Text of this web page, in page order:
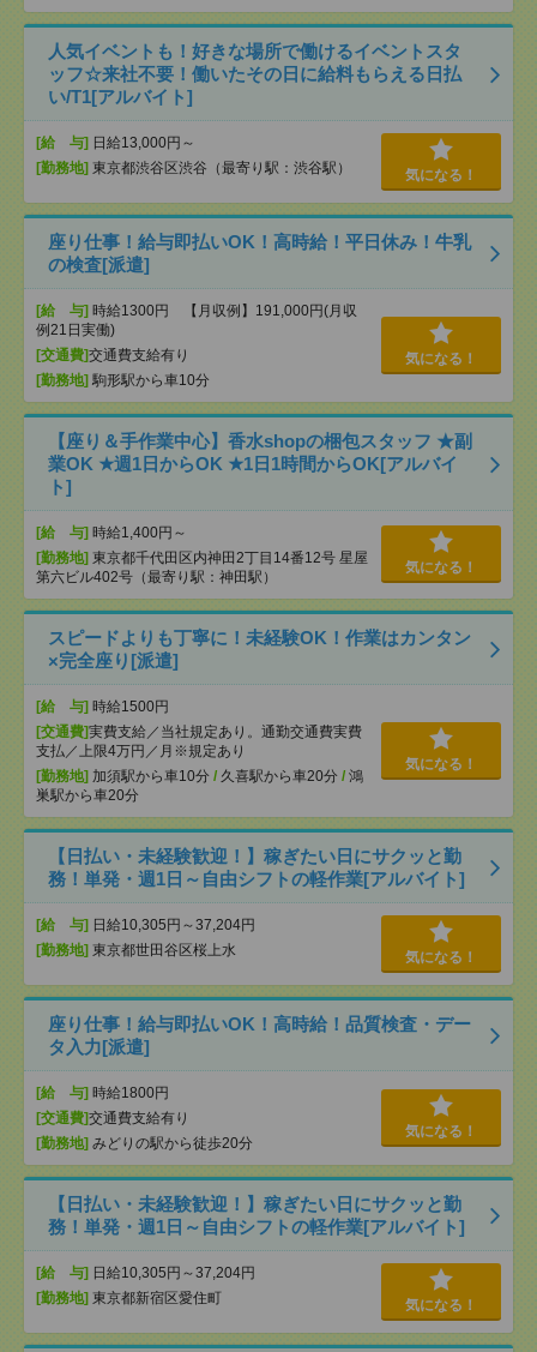
人気イベントも！好きな場所で働けるイベントスタ
ッフ☆来社不要！働いたその日に給料もらえる日払
い/T1[アルバイト]
[給 与] 日給13,000円～
[勤務地] 東京都渋谷区渋谷（最寄り駅：渋谷駅） 気になる！
座り仕事！給与即払いOK！高時給！平日休み！牛乳
の検査[派遣]
[給 与] 時給1300円 【月収例】191,000円(月収
例21日実働)
[交通費]交通費支給有り
[勤務地] 駒形駅から車10分
気になる！
【座り＆手作業中心】香水shopの梱包スタッフ ★副
業OK ★週1日からOK ★1日1時間からOK[アルバイ
ト]
[給 与] 時給1,400円～
[勤務地] 東京都千代田区内神田2丁目14番12号 星屋
第六ビル402号（最寄り駅：神田駅）
気になる！
スピードよりも丁寧に！未経験OK！作業はカンタン
×完全座り[派遣]
[給 与] 時給1500円
[交通費]実費支給／当社規定あり。通勤交通費実費
支払／上限4万円／月※規定あり
[勤務地] 加須駅から車10分 / 久喜駅から車20分 / 鴻
巣駅から車20分
気になる！
【日払い・未経験歓迎！】稼ぎたい日にサクッと勤
務！単発・週1日～自由シフトの軽作業[アルバイト]
[給 与] 日給10,305円～37,204円
[勤務地] 東京都世田谷区桜上水 気になる！
座り仕事！給与即払いOK！高時給！品質検査・デー
タ入力[派遣]
[給 与] 時給1800円
[交通費]交通費支給有り
[勤務地] みどりの駅から徒歩20分
気になる！
【日払い・未経験歓迎！】稼ぎたい日にサクッと勤
務！単発・週1日～自由シフトの軽作業[アルバイト]
[給 与] 日給10,305円～37,204円
[勤務地] 東京都新宿区愛住町 気になる！